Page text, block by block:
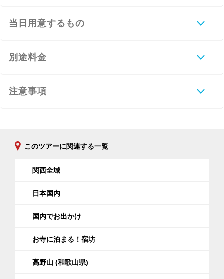
高野山へ。
動車道から阪和道
（泉南IC）より岩出を経由して国道24号
笠田駅前交差点で国道480号線（西高野街
2)高野山 (奥の院前)
す。）
・復路：
当日用意するもの
別途料金
注意事項
このツアーに関連する一覧
関西全域
日本国内
国内でお出かけ
お寺に泊まる！宿坊
高野山 (和歌山県)